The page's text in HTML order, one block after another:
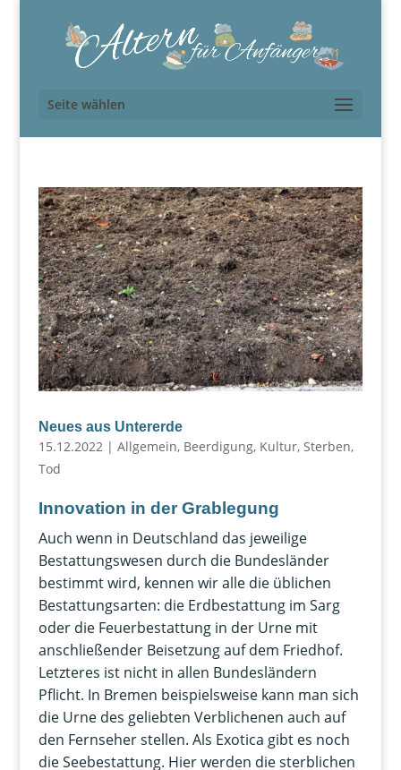
Seite wählen
Neues aus Untererde
15.12.2022 | Allgemein, Beerdigung, Kultur, Sterben,
Tod
Innovation in der Grablegung
Auch wenn in Deutschland das jeweilige
Bestattungswesen durch die Bundesländer
bestimmt wird, kennen wir alle die üblichen
Bestattungsarten: die Erdbestattung im Sarg
oder die Feuerbestattung in der Urne mit
anschließender Beisetzung auf dem Friedhof.
Letzteres ist nicht in allen Bundesländern
Pflicht. In Bremen beispielsweise kann man sich
die Urne des geliebten Verblichenen auch auf
den Fernseher stellen. Als Exotica gibt es noch
die Seebestattung. Hier werden die sterblichen